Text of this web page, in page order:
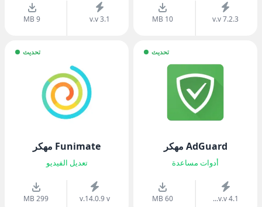
v.v 7.2.3
10 MB
v.v 3.1
9 MB
تحديث
AdGuard مهكر
أدوات مساعدة
v.v 4.1...
60 MB
تحديث
Funimate مهكر
تعديل الفيديو
v.14.0.9 v
299 MB